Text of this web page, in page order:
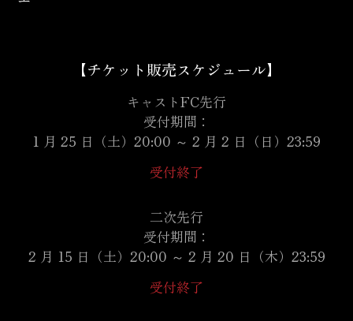
【チケット販売スケジュール】
キャストFC先行
受付期間：
1 月 25 日（土）20:00 ～ 2 月 2 日（日）23:59
受付終了
二次先行
受付期間：
2 月 15 日（土）20:00 ～ 2 月 20 日（木）23:59
受付終了